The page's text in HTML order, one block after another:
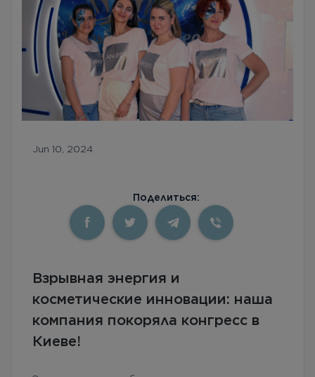
Jun 10, 2024
Поделиться:
Взрывная энергия и
косметические инновации: наша
компания покоряла конгресс в
Киеве!